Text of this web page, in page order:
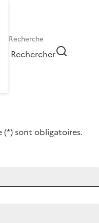
Rechercher
(*) sont obligatoires.